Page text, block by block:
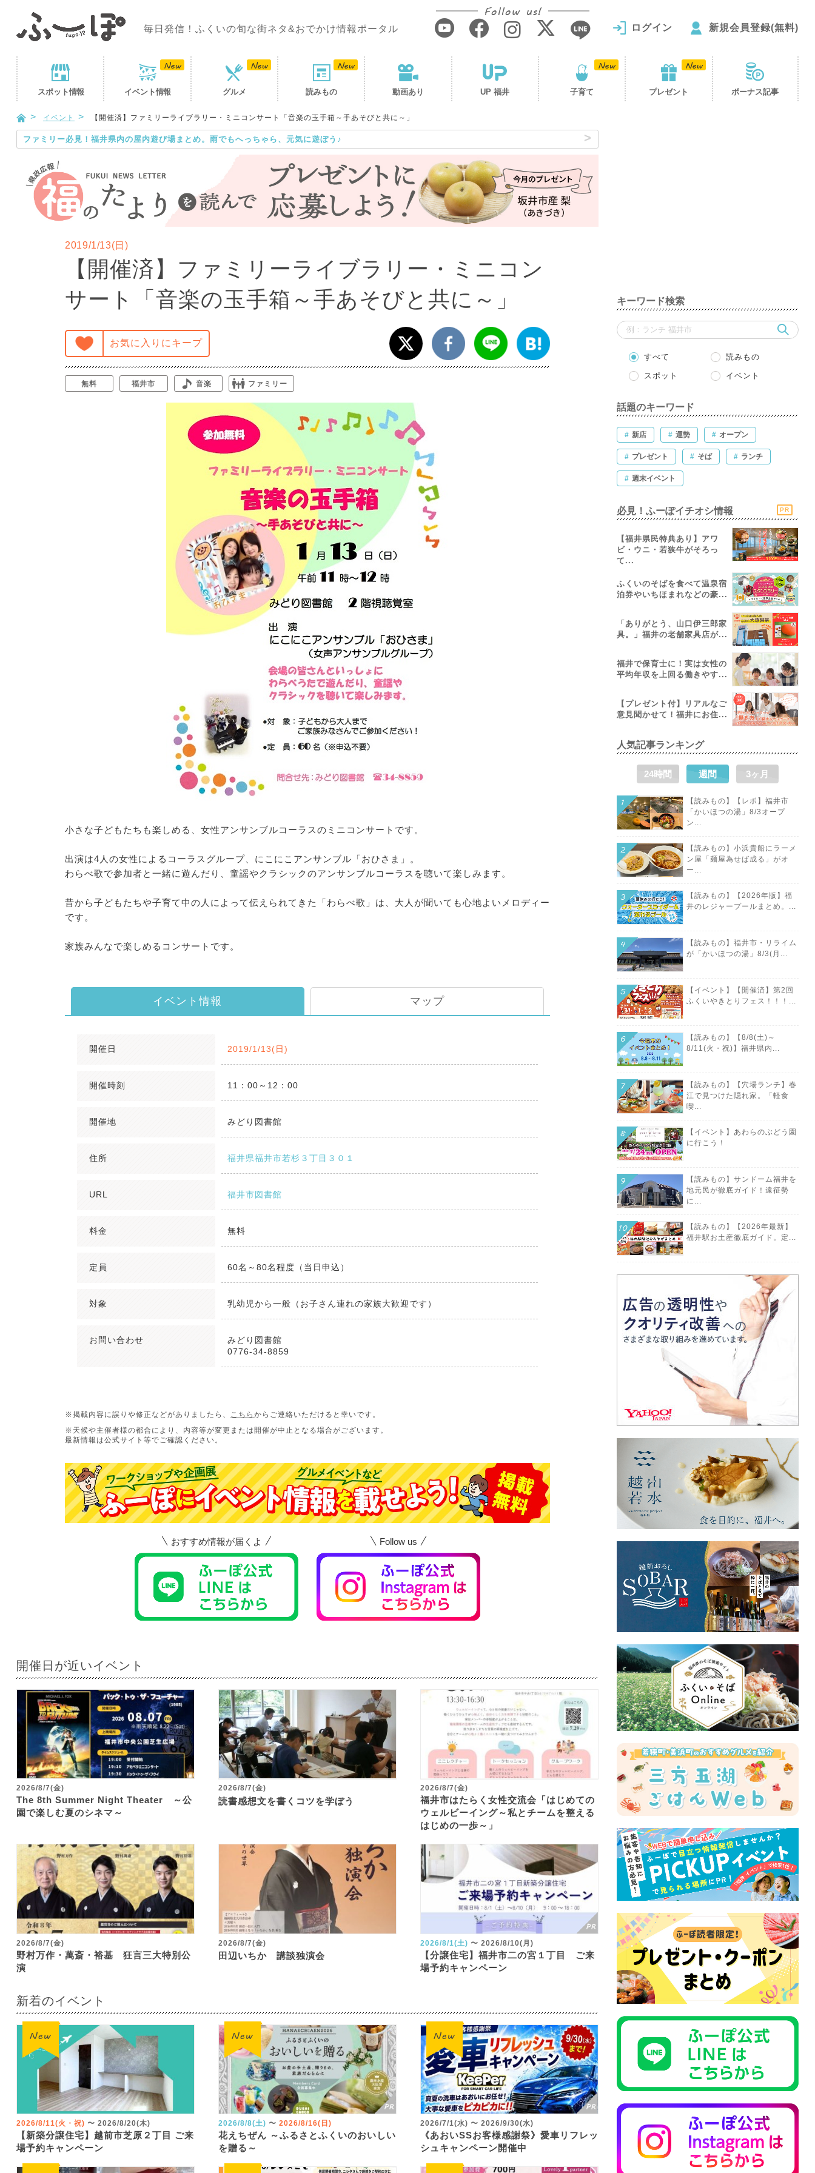
毎日発信！ふくいの旬な街ネタ&おでかけ情報ポータル
Follow us!
ログイン 新規会員登録(無料)
スポット情報 イベント情報 グルメ 読みもの 動画あり UP 福井 子育て プレゼント ボーナス記事
イベント 【開催済】ファミリーライブラリー・ミニコンサート「音楽の玉手箱～手あそびと共に～」
ファミリー必見！福井県内の屋内遊び場まとめ。雨でもへっちゃら、元気に遊ぼう♪
2019/1/13(日)
【開催済】ファミリーライブラリー・ミニコン
サート「音楽の玉手箱～手あそびと共に～」
お気に入りにキープ
無料 福井市 音楽 ファミリー
小さな子どもたちも楽しめる、女性アンサンブルコーラスのミニコンサートです。
出演は4人の女性によるコーラスグループ、にこにこアンサンブル「おひさま」。
わらべ歌で参加者と一緒に遊んだり、童謡やクラシックのアンサンブルコーラスを聴いて楽しみます。
昔から子どもたちや子育て中の人によって伝えられてきた「わらべ歌」は、大人が聞いても心地よいメロディー
です。
家族みんなで楽しめるコンサートです。
イベント情報 マップ
開催日 2019/1/13(日)
開催時刻 11：00～12：00
開催地 みどり図書館
住所 福井県福井市若杉３丁目３０１
URL 福井市図書館
料金 無料
定員 60名～80名程度（当日申込）
対象 乳幼児から一般（お子さん連れの家族大歓迎です）
お問い合わせ
みどり図書館
0776-34-8859
※掲載内容に誤りや修正などがありましたら、 こちら からご連絡いただけると幸いです。
※天候や主催者様の都合により、内容等が変更または開催が中止となる場合がございます。
最新情報は公式サイト等でご確認ください。
おすすめ情報が届くよ Follow us
開催日が近いイベント
2026/8/7(金)
The 8th Summer Night Theater ～公
園で楽しむ夏のシネマ～
2026/8/7(金)
読書感想文を書くコツを学ぼう
2026/8/7(金)
福井市はたらく女性交流会「はじめての
ウェルビーイング～私とチームを整える
はじめの一歩～」
2026/8/7(金)
野村万作・萬斎・裕基 狂言三大特別公
演
2026/8/7(金)
田辺いちか 講談独演会
2026/8/1(土) 〜 2026/8/10(月)
【分譲住宅】福井市二の宮１丁目 ご来
場予約キャンペーン
新着のイベント
2026/8/11(火・祝) 〜 2026/8/20(木)
【新築分譲住宅】越前市芝原２丁目 ご来
場予約キャンペーン
2026/8/8(土) 〜 2026/8/16(日)
花えちぜん ～ふるさとふくいのおいしい
を贈る～
2026/7/1(水) 〜 2026/9/30(水)
《あおいSSお客様感謝祭》愛車リフレッ
シュキャンペーン開催中
キーワード検索
すべて 読みもの
スポット イベント
話題のキーワード
# 新店 # 運勢 # オープン
# プレゼント # そば # ランチ
# 週末イベント
必見！ふーぽイチオシ情報 PR
【福井県民特典あり】アワ
ビ・ウニ・若狭牛がそろっ
て...
ふくいのそばを食べて温泉宿
泊券やいちほまれなどの豪...
「ありがとう、山口伊三郎家
具。」福井の老舗家具店が...
福井で保育士に！実は女性の
平均年収を上回る働きやす...
【プレゼント付】リアルなご
意見聞かせて！福井にお住...
人気記事ランキング
24時間 週間 3ヶ月
【読みもの】【レポ】福井市
「かいほつの湯」8/3オープ
ン...
【読みもの】小浜貴船にラーメ
ン屋「麺屋為せば成る」がオ
ー...
【読みもの】【2026年版】福
井のレジャープールまとめ。...
【読みもの】福井市・リライム
が「かいほつの湯」8/3(月...
【イベント】【開催済】第2回
ふくいやきとりフェス！！！...
【読みもの】【8/8(土)～
8/11(火・祝)】福井県内...
【読みもの】【穴場ランチ】春
江で見つけた隠れ家。「軽食
喫...
【イベント】あわらのぶどう園
に行こう！
【読みもの】サンドーム福井を
地元民が徹底ガイド！遠征勢
に...
【読みもの】【2026年最新】
福井駅お土産徹底ガイド。定...